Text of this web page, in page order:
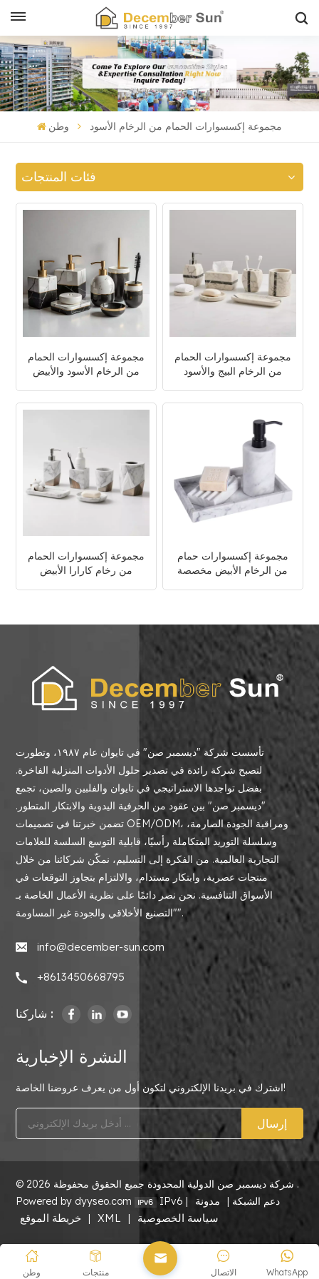
وطن مجموعة إكسسوارات الحمام من الرخام الأسود
فئات المنتجات
مجموعة إكسسوارات الحمام
من الرخام الأسود والأبيض
مجموعة إكسسوارات الحمام
من الرخام البيج والأسود
مجموعة إكسسوارات الحمام
من رخام كارارا الأبيض
مجموعة إكسسوارات حمام
من الرخام الأبيض مخصصة
تأسست شركة "ديسمبر صن" في تايوان عام ١٩٨٧، وتطورت
لتصبح شركة رائدة في تصدير حلول الأدوات المنزلية الفاخرة.
بفضل تواجدها الاستراتيجي في تايوان والفلبين والصين، تجمع
"ديسمبر صن" بين عقود من الحرفية اليدوية والابتكار المتطور.
تضمن خبرتنا في تصميمات OEM/ODM، ومراقبة الجودة الصارمة،
وسلسلة التوريد المتكاملة رأسيًا، قابلية التوسع السلسة للعلامات
التجارية العالمية. من الفكرة إلى التسليم، نمكّن شركائنا من خلال
منتجات عصرية، وابتكار مستدام، والالتزام بتجاوز التوقعات في
الأسواق التنافسية. نحن نصر دائمًا على نظرية الأعمال الخاصة بـ
"التصنيع الأخلاقي والجودة غير المساومة".
info@december-sun.com
+8613450668795
شاركنا :
النشرة الإخبارية
اشترك في بريدنا الإلكتروني لتكون أول من يعرف عروضنا الخاصة!
إرسال
© 2026 شركة ديسمبر صن الدولية المحدودة جميع الحقوق محفوظة .
Powered by dyyseo.com
IPv6 دعم الشبكة | مدونة |
| XML | سياسة الخصوصية
وطن منتجات WhatsApp الاتصال